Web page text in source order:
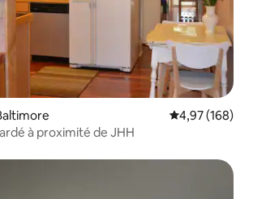
Note
4,97 (168)
à proximité de JHH